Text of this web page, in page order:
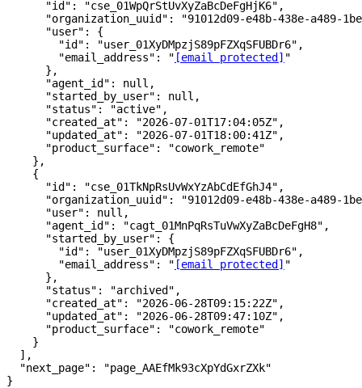
      "id"
: "cse_01WpQrStUvXyZaBcDeFgHjK6" ,
      "organization_uuid"
:
"91012d09-e48b-438e-a489-
      "user"
: {
        "id"
: "user_01XyDMpzjS89pFZXqSFUBDr6" ,
        "email_address"
: " [email protected] "
      },
      "agent_id"
: null ,
      "started_by_user"
: null ,
      "status"
: "active" ,
      "created_at"
: "2026-07-01T17:04:05Z" ,
      "updated_at"
: "2026-07-01T18:00:41Z" ,
      "product_surface"
:
"cowork_remote"
    },
    {
      "id"
: "cse_01TkNpRsUvWxYzAbCdEfGhJ4" ,
      "organization_uuid"
:
"91012d09-e48b-438e-a489-
      "user"
: null ,
      "agent_id"
: "cagt_01MnPqRsTuVwXyZaBcDeFgH8" ,
      "started_by_user"
: {
        "id"
: "user_01XyDMpzjS89pFZXqSFUBDr6" ,
        "email_address"
: " [email protected] "
      },
      "status"
: "archived" ,
      "created_at"
: "2026-06-28T09:15:22Z" ,
      "updated_at"
: "2026-06-28T09:47:10Z" ,
      "product_surface"
:
"cowork_remote"
    }
  ],
  "next_page"
:
"page_AAEfMk93cXpYdGxrZXk"
}